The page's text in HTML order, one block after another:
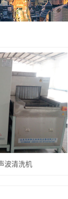
机
洗机
波清洗机